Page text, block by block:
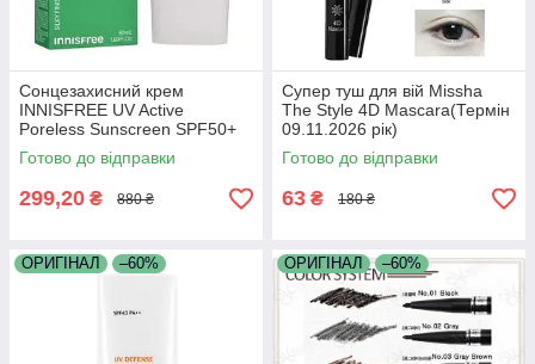
Сонцезахисний крем
INNISFREE UV Active
Poreless Sunscreen SPF50+
PA (Термін 22.06.2026 р)
Готово до відправки
299,20 ₴ 880 ₴
Супер туш для вій Missha
The Style 4D Mascara(Термін
09.11.2026 рік)
Готово до відправки
63 ₴ 180 ₴
ОРИГІНАЛ –60% ОРИГІНАЛ –60%